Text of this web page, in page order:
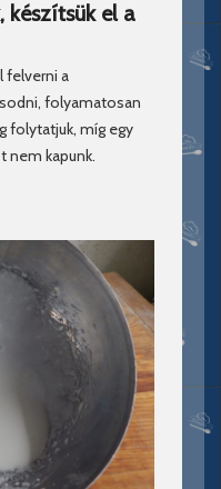
készítsük el a
felverni a
folyamatosan
folytatjuk, míg egy
nem kapunk.